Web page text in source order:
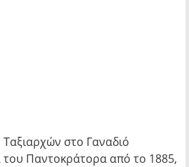
στο Γαναδιό
του Παντοκράτορα από το 1885,